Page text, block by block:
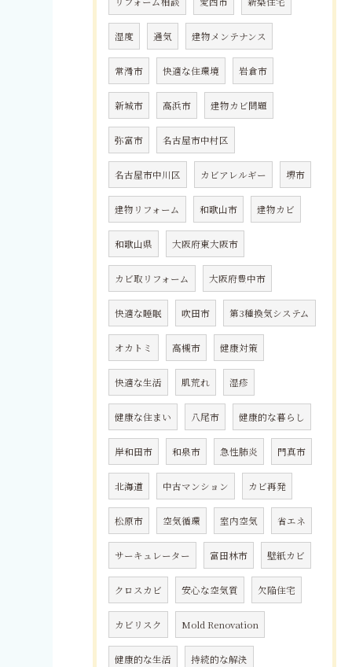
湿度 通気 建物メンテナンス
常滑市 快適な住環境 岩倉市
新城市 高浜市 建物カビ問題
弥富市 名古屋市中村区
名古屋市中川区 カビアレルギー 堺市
建物リフォーム 和歌山市 建物カビ
和歌山県 大阪府東大阪市
カビ取リフォーム 大阪府豊中市
快適な睡眠 吹田市 第3種換気システム
オカトミ 高槻市 健康対策
快適な生活 肌荒れ 湿疹
健康な住まい 八尾市 健康的な暮らし
岸和田市 和泉市 急性肺炎 門真市
北海道 中古マンション カビ再発
松原市 空気循環 室内空気 省エネ
サーキュレーター 富田林市 壁紙カビ
クロスカビ 安心な空気質 欠陥住宅
カビリスク Mold Renovation
健康的な生活 持続的な解決